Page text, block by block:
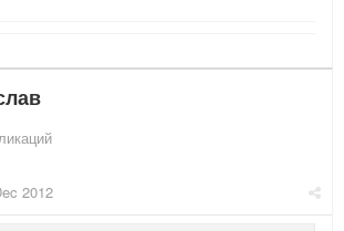
2012